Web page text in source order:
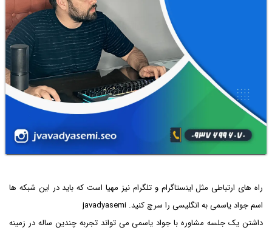
راه های ارتباطی مثل اینستاگرام و تلگرام نیز مهیا است که باید در این شبکه ها
اسم جواد یاسمی به انگلیسی را سرچ کنید. javadyasemi
داشتن یک جلسه مشاوره با جواد یاسمی می تواند تجربه چندین ساله در زمینه